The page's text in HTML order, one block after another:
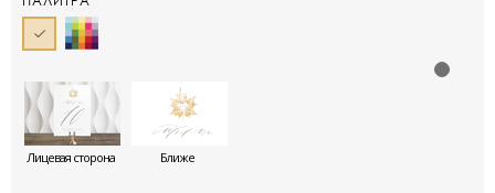
Лицевая сторона Ближе